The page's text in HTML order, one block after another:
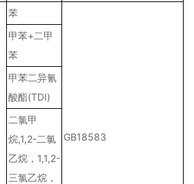
苯
GB18583
甲苯+二甲
苯
甲苯二异氰
酸酯(TDI)
二氯甲
烷,1,2-二氯
乙烷，1,1,2-
三氯乙烷，